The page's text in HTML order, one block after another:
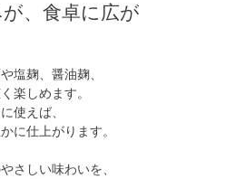
、食卓に広が
塩麹、醤油麹、
楽しめます。
使えば、
に仕上がります。
さしい味わいを、